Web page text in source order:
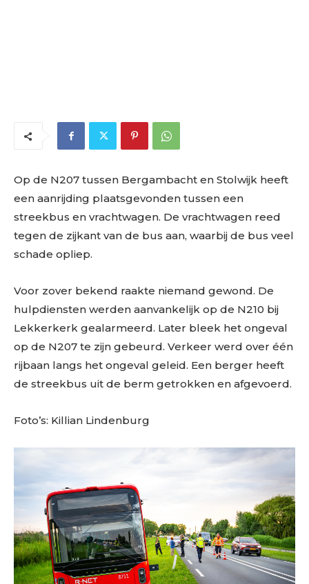
Op de N207 tussen Bergambacht en Stolwijk heeft
een aanrijding plaatsgevonden tussen een
streekbus en vrachtwagen. De vrachtwagen reed
tegen de zijkant van de bus aan, waarbij de bus veel
schade opliep.
Voor zover bekend raakte niemand gewond. De
hulpdiensten werden aanvankelijk op de N210 bij
Lekkerkerk gealarmeerd. Later bleek het ongeval
op de N207 te zijn gebeurd. Verkeer werd over één
rijbaan langs het ongeval geleid. Een berger heeft
de streekbus uit de berm getrokken en afgevoerd.
Foto’s: Killian Lindenburg